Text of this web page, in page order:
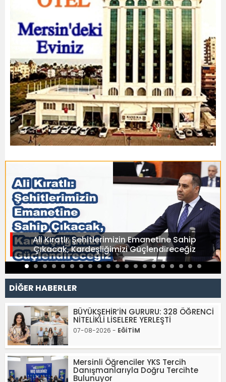
Ali Kıratlı: Şehitlerimizin Emanetine Sahip
Çıkacak, Kardeşliğimizi Güçlendireceğiz
DİĞER HABERLER
BÜYÜKŞEHİR’İN GURURU: 328 ÖĞRENCİ
NİTELİKLİ LİSELERE YERLEŞTİ
07-08-2026 - EĞİTİM
Mersinli Öğrenciler YKS Tercih
Danışmanlarıyla Doğru Tercihte
Bulunuyor